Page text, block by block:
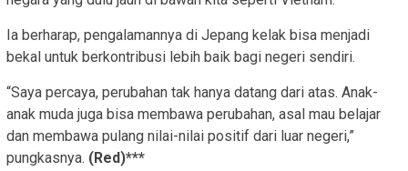
Ia berharap, pengalamannya di Jepang kelak bisa menjadi
bekal untuk berkontribusi lebih baik bagi negeri sendiri.
“Saya percaya, perubahan tak hanya datang dari atas. Anak-
anak muda juga bisa membawa perubahan, asal mau belajar
dan membawa pulang nilai-nilai positif dari luar negeri,”
pungkasnya. (Red)***